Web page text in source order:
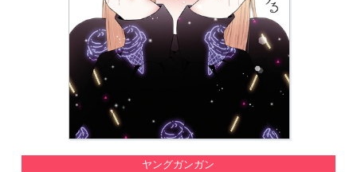
ヤングガンガン